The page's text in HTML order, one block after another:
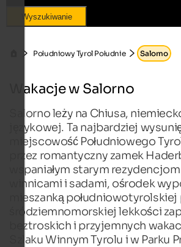
Wyszukiwanie
Południowy Tyrol Południe Salorno
Wakacje w Salorno
Salorno leży na Chiusa,
językowej. Ta najbardziej
miejscowość Południowego
przez romantyczny zamek
wspaniałym starym
winnicami i sadami, ośrodek
mieszanką
śródziemnomorskiej lekkości
beztroskich i przyjemnych
Szlaku Winnym Tyrolu i w Parku